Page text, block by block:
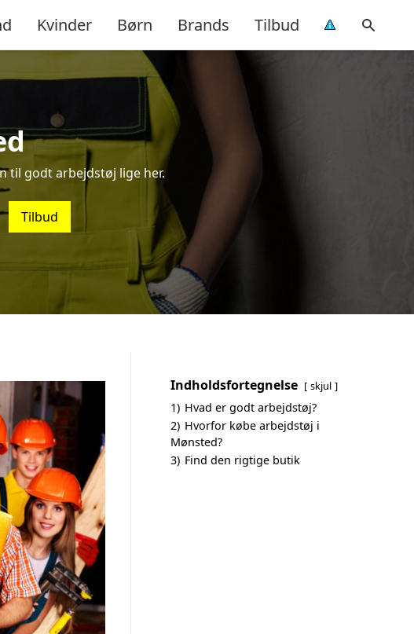
Kvinder Børn Brands Tilbud
til godt arbejdstøj lige her.
Tilbud
Indholdsfortegnelse skjul
1) Hvad er godt arbejdstøj?
2) Hvorfor købe arbejdstøj i
Mønsted?
3) Find den rigtige butik